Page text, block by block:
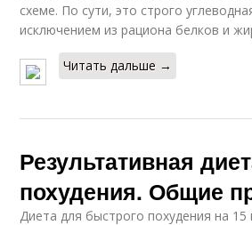
схеме. По сути, это строго
исключением из рациона белков и
Читать дальше →
Результативная
похудения. Общие
Диета для быстрого похудения на 15